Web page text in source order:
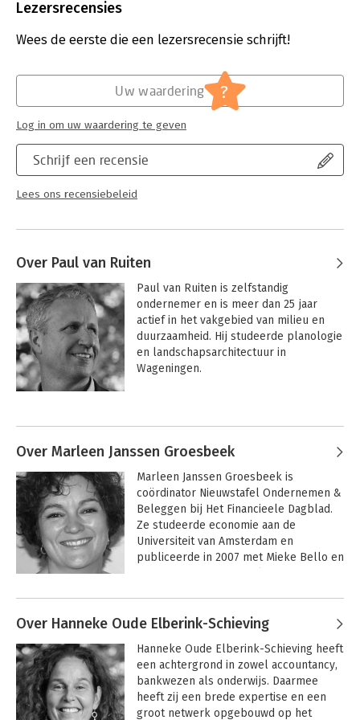
Uitgever:
Verschijningsdatum:
18-10-2024
Algemeen management
Lezersrecensies
Wees de eerste die een lezersrecensie schrijft!
Schrijf een recensie
Lees ons recensiebeleid
Uw waardering ?
Log in om uw waardering te geven
Over Paul van Ruiten
Paul van Ruiten is zelfstandig
ondernemer en is meer dan 25 jaar
actief in het vakgebied van milieu en
duurzaamheid. Hij studeerde planologie
en landschapsarchitectuur in
Wageningen.
Milieudienst Rijnmond. Met Annick
Sustainable MBA in One Day.
ondernemen in de
praktijk
Over Marleen Janssen Groesbeek
Marleen Janssen Groesbeek is
coördinator Nieuwstafel Ondernemen &
Beleggen bij Het Financieele Dagblad.
Ze studeerde economie aan de
Universiteit van Amsterdam en
publiceerde in 2007 met Mieke Bello en
staan over maatschappelijk
Over Hanneke Oude Elberink-Schieving
Hanneke Oude Elberink-Schieving heeft
een achtergrond in zowel accountancy,
bankwezen als onderwijs. Daarmee
heeft zij een brede expertise en een
groot netwerk opgebouwd op het